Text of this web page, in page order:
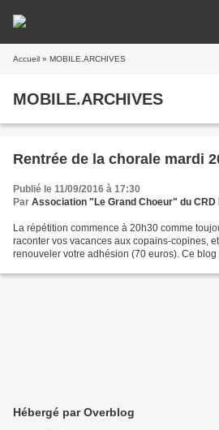
Accueil » MOBILE.ARCHIVES
MOBILE.ARCHIVES
Rentrée de la chorale mardi
Publié le 11/09/2016 à 17:30
Par Association "Le Grand Choeur" du CRD
La répétition commence à 20h30 comme
raconter vos vacances aux copains-copines,
renouveler votre adhésion (70 euros). Ce
Hébergé par Overblog